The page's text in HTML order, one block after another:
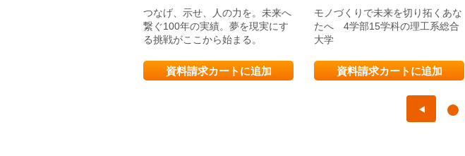
つなげ、⽰せ、⼈の⼒を。未来へ
繋ぐ100年の実績。夢を現実にす
る挑戦がここから始まる。
資料請求カートに追加
モノづくりで未来を切り拓くあな
たへ 4学部15学科の理工系総合
大学
資料請求カートに追加